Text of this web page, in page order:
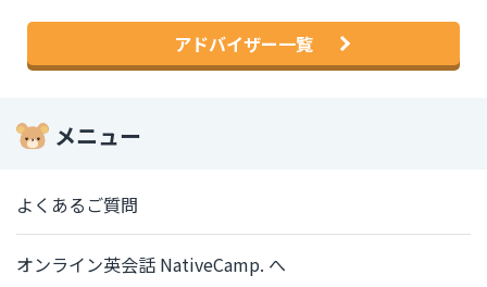
アドバイザー一覧
メニュー
よくあるご質問
オンライン英会話 NativeCamp. へ